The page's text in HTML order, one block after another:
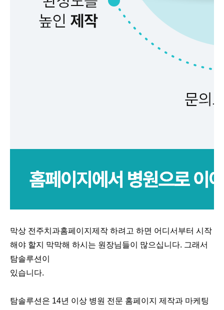
막상 전주치과홈페이지제작 하려고 하면 어디서부터 시작
해야 할지 막막해 하시는 원장님들이 많으십니다. 그래서
탐솔루션이
있습니다.
탐솔루션은 14년 이상 병원 전문 홈페이지 제작과 마케팅